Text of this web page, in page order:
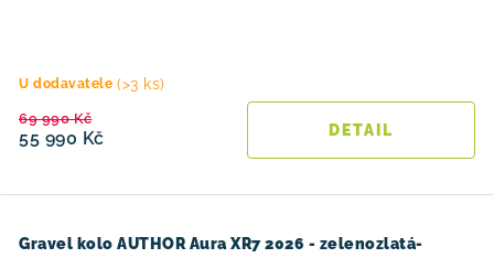
U dodavatele (>3 ks)
55 990 Kč
69 990 Kč
Gravel kolo AUTHOR Aura XR7 2026 - zelenozlatá-